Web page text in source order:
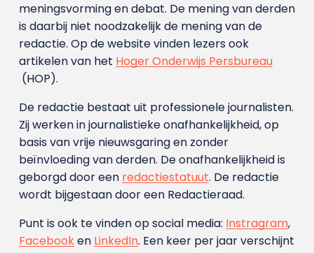
meningsvorming en debat. De mening van derden
is daarbij niet noodzakelijk de mening van de
redactie. Op de website vinden lezers ook
artikelen van het Hoger Onderwijs Persbureau
(HOP).
De redactie bestaat uit professionele journalisten.
Zij werken in journalistieke onafhankelijkheid, op
basis van vrije nieuwsgaring en zonder
beïnvloeding van derden. De onafhankelijkheid is
geborgd door een redactiestatuut. De redactie
wordt bijgestaan door een Redactieraad.
Punt is ook te vinden op social media: Instragram,
Facebooken LinkedIn. Een keer per jaar verschijnt